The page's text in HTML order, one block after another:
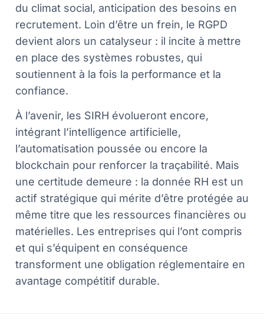
du climat social, anticipation des besoins en
recrutement. Loin d’être un frein, le RGPD
devient alors un catalyseur : il incite à mettre
en place des systèmes robustes, qui
soutiennent à la fois la performance et la
confiance.
À l’avenir, les SIRH évolueront encore,
intégrant l’intelligence artificielle,
l’automatisation poussée ou encore la
blockchain pour renforcer la traçabilité. Mais
une certitude demeure : la donnée RH est un
actif stratégique qui mérite d’être protégée au
même titre que les ressources financières ou
matérielles. Les entreprises qui l’ont compris
et qui s’équipent en conséquence
transforment une obligation réglementaire en
avantage compétitif durable.